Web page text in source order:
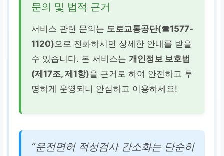
문의 및 법적 근거
서비스 관련 문의는 도로교통공단(☎1577-
1120)으로 전화하시면 상세한 안내를 받을
수 있습니다. 본 서비스는개인정보 보호법
(제17조, 제1항)을 근거로 하여 안전하고 투
명하게 운영되니 안심하고 이용하세요!
“운전면허 적성검사 간소화는 단순히